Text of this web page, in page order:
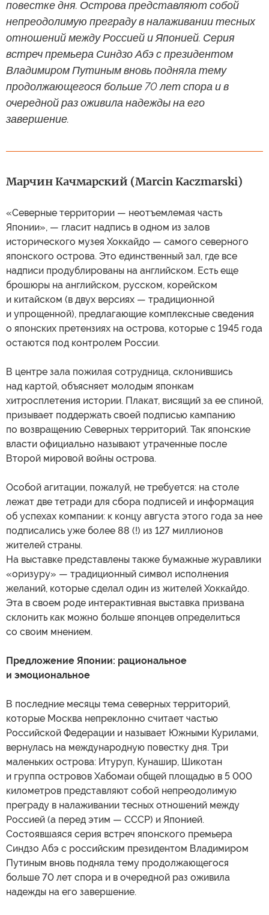
повестке дня. Острова представляют собой
непреодолимую преграду в налаживании тесных
отношений между Россией и Японией. Серия
встреч премьера Синдзо Абэ с президентом
Владимиром Путиным вновь подняла тему
продолжающегося больше 70 лет спора и в
очередной раз оживила надежды на его
завершение.
Марчин Качмарский (Marcin Kaczmarski)
«Северные территории — неотъемлемая часть
Японии», — гласит надпись в одном из залов
исторического музея Хоккайдо — самого северного
японского острова. Это единственный зал, где все
надписи продублированы на английском. Есть еще
брошюры на английском, русском, корейском
и китайском (в двух версиях — традиционной
и упрощенной), предлагающие комплексные сведения
о японских претензиях на острова, которые с 1945 года
остаются под контролем России.
В центре зала пожилая сотрудница, склонившись
над картой, объясняет молодым японкам
хитросплетения истории. Плакат, висящий за ее спиной,
призывает поддержать своей подписью кампанию
по возвращению Северных территорий. Так японские
власти официально называют утраченные после
Второй мировой войны острова.
Особой агитации, пожалуй, не требуется: на столе
лежат две тетради для сбора подписей и информация
об успехах компании: к концу августа этого года за нее
подписались уже более 88 (!) из 127 миллионов
жителей страны.
На выставке представлены также бумажные журавлики
«оризуру» — традиционный символ исполнения
желаний, которые сделал один из жителей Хоккайдо.
Эта в своем роде интерактивная выставка призвана
склонить как можно больше японцев определиться
со своим мнением.
Предложение Японии: рациональное
и эмоциональное
В последние месяцы тема северных территорий,
которые Москва непреклонно считает частью
Российской Федерации и называет Южными Курилами,
вернулась на международную повестку дня. Три
маленьких острова: Итуруп, Кунашир, Шикотан
и группа островов Хабомаи общей площадью в 5 000
километров представляют собой непреодолимую
преграду в налаживании тесных отношений между
Россией (а перед этим — СССР) и Японией.
Состоявшаяся серия встреч японского премьера
Синдзо Абэ с российским президентом Владимиром
Путиным вновь подняла тему продолжающегося
больше 70 лет спора и в очередной раз оживила
надежды на его завершение.